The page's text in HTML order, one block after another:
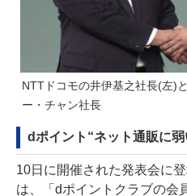
NTTドコモの井伊基之社長(左)
ー・チャン社長
dポイント“ネット通販に
10日に開催された発表会に
は、「dポイントクラブの会